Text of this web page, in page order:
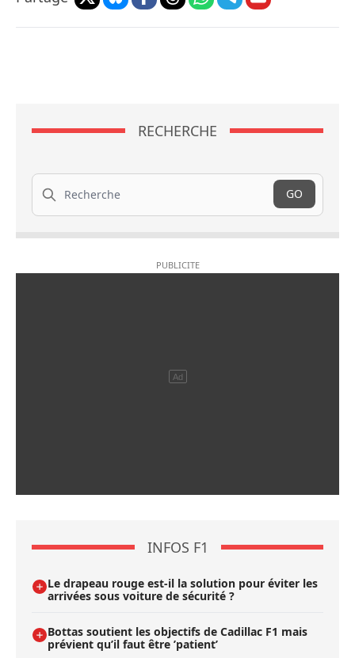
RECHERCHE
Recherche
GO
INFOS F1
Le drapeau rouge est-il la solution pour éviter les
arrivées sous voiture de sécurité ?
Bottas soutient les objectifs de Cadillac F1 mais
prévient qu’il faut être ’patient’